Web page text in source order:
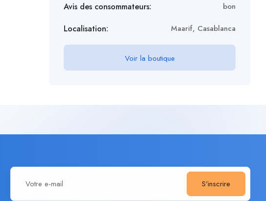
Avis des consommateurs: bon
Localisation: Maarif, Casablanca
Voir la boutique
S'inscrire